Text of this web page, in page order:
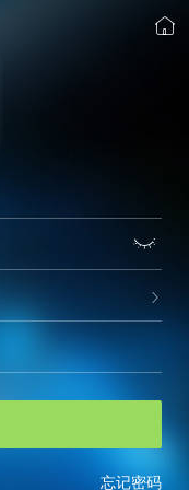



忘记密码